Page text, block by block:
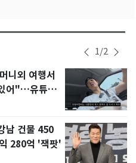
1/2
니외 여행서
어"…유튜브
남 건물 450
280억 '잭팟'